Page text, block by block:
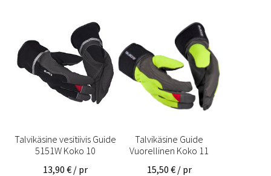
Talvikäsine vesitiivis Guide
5151W Koko 10
13,90€ / pr
Talvikäsine Guide
Vuorellinen Koko 11
15,50 € / pr